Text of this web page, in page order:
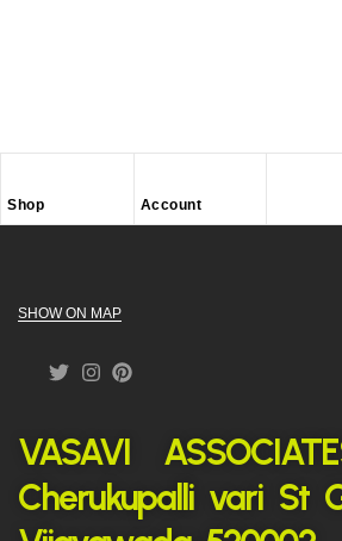
Shop Account
SHOW ON MAP
VASAVI
Cherukupalli vari St